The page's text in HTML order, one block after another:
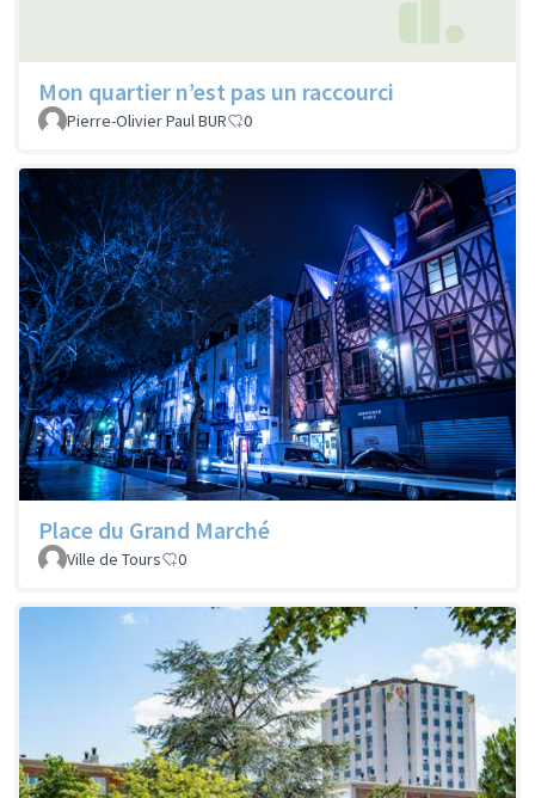
Mon quartier n’est pas un raccourci
Pierre-Olivier Paul BUR 0
Place du Grand Marché
Ville de Tours 0